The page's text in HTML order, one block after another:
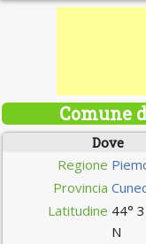
Comune
Dove
Regione
Provincia
Latitudine 44°
N